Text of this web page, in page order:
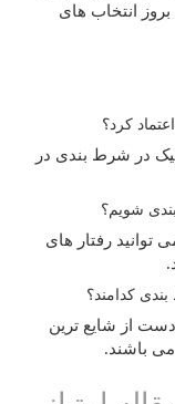
انتخاب های
کرد؟
در شرط بندی در
شویم؟
توانید رفتار های
کدامند؟
دست از شایع ترین
باشند.